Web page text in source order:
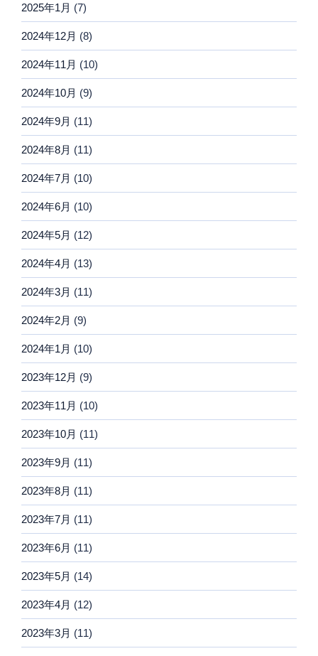
2025年1月 (7)
2024年12月 (8)
2024年11月 (10)
2024年10月 (9)
2024年9月 (11)
2024年8月 (11)
2024年7月 (10)
2024年6月 (10)
2024年5月 (12)
2024年4月 (13)
2024年3月 (11)
2024年2月 (9)
2024年1月 (10)
2023年12月 (9)
2023年11月 (10)
2023年10月 (11)
2023年9月 (11)
2023年8月 (11)
2023年7月 (11)
2023年6月 (11)
2023年5月 (14)
2023年4月 (12)
2023年3月 (11)